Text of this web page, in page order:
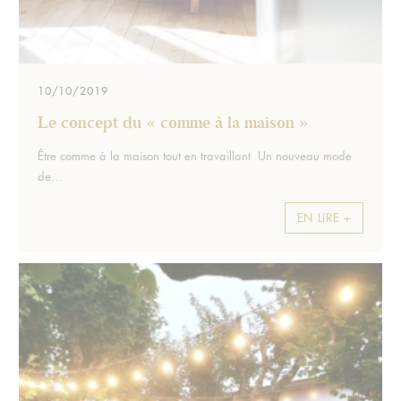
Le concept du « comme à la maison »
10/10/2019
Extrait :
Être comme à la maison tout en travaillant Un nouveau mode
de…
EN LIRE +